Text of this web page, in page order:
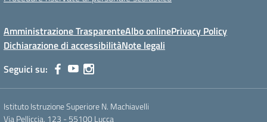
Amministrazione TrasparenteAlbo onlinePrivacy Policy
Dichiarazione di accessibilitàNote legali
Seguici su:
Istituto Istruzione Superiore N. Machiavelli
Via Pelliccia, 123 - 55100 Lucca